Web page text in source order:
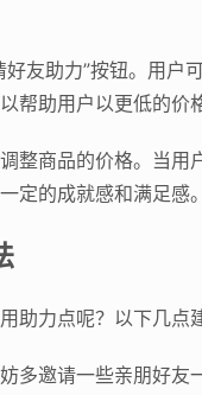
友助力”按钮。用
帮助用户以更低的价
整商品的价格。当
定的成就感和满足感
助力点呢？以下几点
多邀请一些亲朋好